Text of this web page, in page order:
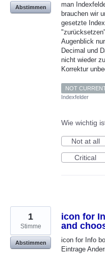
man
brauchen wir
gesetzte
Augenblick
Decimal und
nicht wieder
Korrektur
Abstimmen
NOT
Indexfelder
Wie wichtig
Not at all
Critical
icon for
and
icon for Info
Eintrage
1
Stimme
Abstimmen